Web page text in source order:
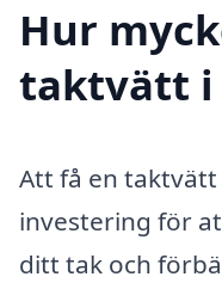
Hur
taktvätt i
Att få en
investering för
ditt tak och